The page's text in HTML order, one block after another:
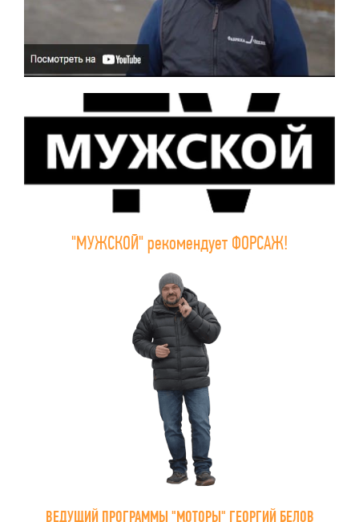
"МУЖСКОЙ" рекомендует ФОРСАЖ!
ВЕДУЩИЙ ПРОГРАММЫ "МОТОРЫ" ГЕОРГИЙ БЕЛОВ